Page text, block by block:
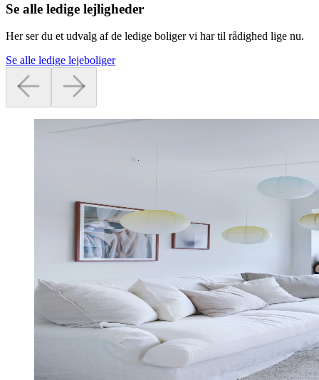
Se alle ledige lejligheder
Her ser du et udvalg af de ledige boliger vi har til rådighed lige nu.
Se alle ledige lejeboliger